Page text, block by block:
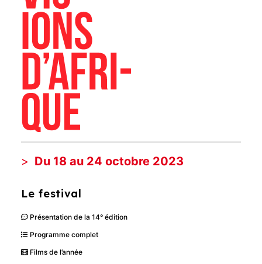
Du 18 au 24 octobre 2023
Le festival
Présentation de la 14° édition
Programme complet
Films de l’année